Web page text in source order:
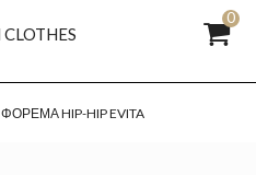
0
ΦΌΡΕΜΑ HIP-HIP EVITA